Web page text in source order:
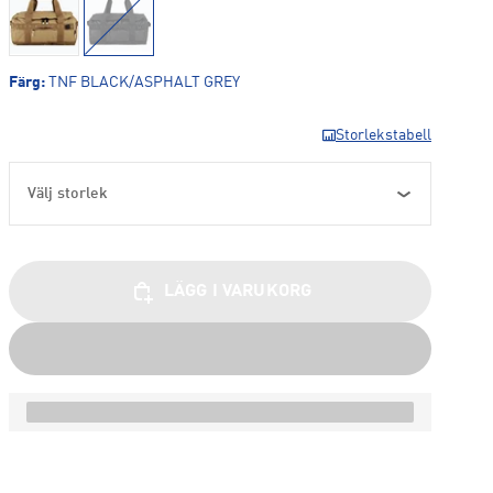
Färg: TNF BLACK/ASPHALT GREY
Storlekstabell
Välj storlek